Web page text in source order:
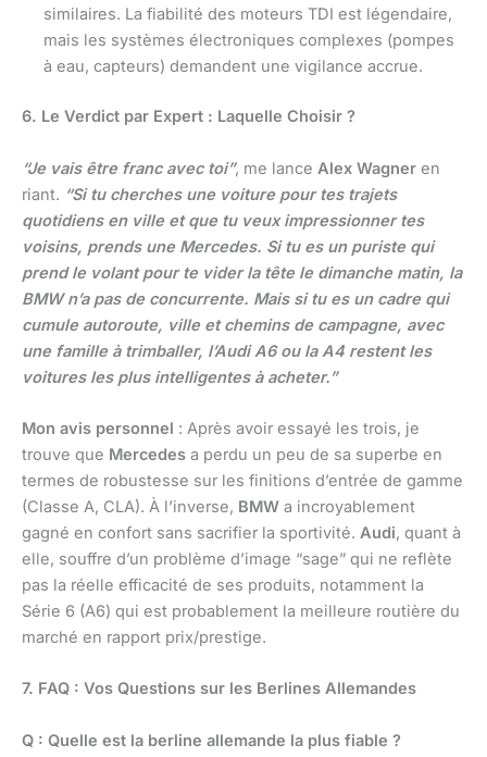
similaires. La fiabilité des moteurs TDI est légendaire,
mais les systèmes électroniques complexes (pompes
à eau, capteurs) demandent une vigilance accrue.
6. Le Verdict par Expert : Laquelle Choisir ?
“Je vais être franc avec toi”, me lance Alex Wagner en
riant. “Si tu cherches une voiture pour tes trajets
quotidiens en ville et que tu veux impressionner tes
voisins, prends une Mercedes. Si tu es un puriste qui
prend le volant pour te vider la tête le dimanche matin, la
BMW n’a pas de concurrente. Mais si tu es un cadre qui
cumule autoroute, ville et chemins de campagne, avec
une famille à trimballer, l’Audi A6 ou la A4 restent les
voitures les plus intelligentes à acheter.”
Mon avis personnel : Après avoir essayé les trois, je
trouve que Mercedes a perdu un peu de sa superbe en
termes de robustesse sur les finitions d’entrée de gamme
(Classe A, CLA). À l’inverse, BMW a incroyablement
gagné en confort sans sacrifier la sportivité. Audi, quant à
elle, souffre d’un problème d’image “sage” qui ne reflète
pas la réelle efficacité de ses produits, notamment la
Série 6 (A6) qui est probablement la meilleure routière du
marché en rapport prix/prestige.
7. FAQ : Vos Questions sur les Berlines Allemandes
Q : Quelle est la berline allemande la plus fiable ?